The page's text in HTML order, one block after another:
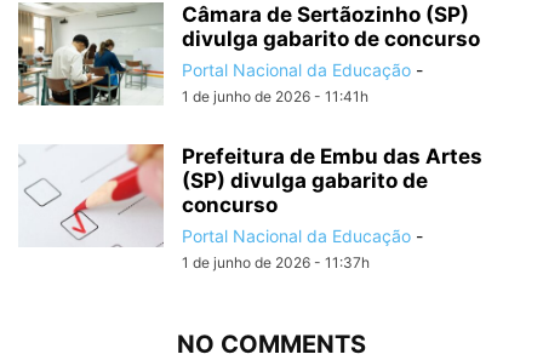
Câmara de Sertãozinho (SP)
divulga gabarito de concurso
Portal Nacional da Educação -
1 de junho de 2026 - 11:41h
Prefeitura de Embu das Artes
(SP) divulga gabarito de
concurso
Portal Nacional da Educação -
1 de junho de 2026 - 11:37h
NO COMMENTS